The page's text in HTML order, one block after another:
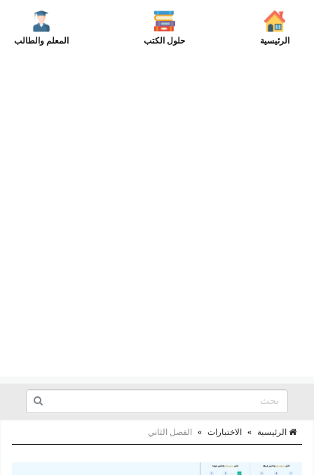
الرئيسية حلول الكتب المعلم والطالب
الرئيسية » الاختبارات » الفصل الثاني